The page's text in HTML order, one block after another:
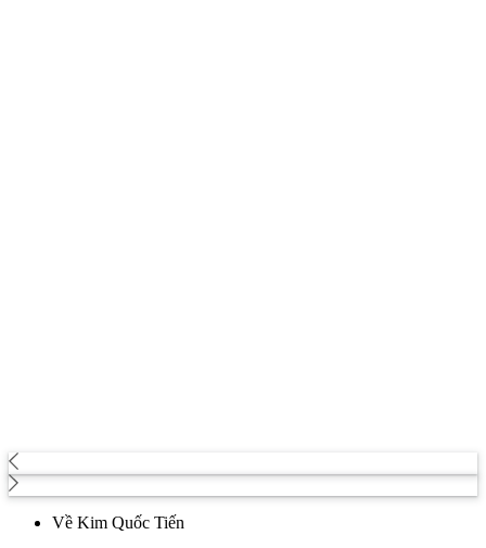
Về Kim Quốc Tiến